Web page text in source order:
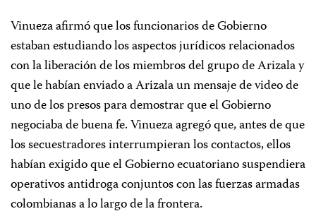
Vinueza afirmó que los funcionarios de Gobierno
estaban estudiando los aspectos jurídicos relacionados
con la liberación de los miembros del grupo de Arizala y
que le habían enviado a Arizala un mensaje de video de
uno de los presos para demostrar que el Gobierno
negociaba de buena fe. Vinueza agregó que, antes de que
los secuestradores interrumpieran los contactos, ellos
habían exigido que el Gobierno ecuatoriano suspendiera
operativos antidroga conjuntos con las fuerzas armadas
colombianas a lo largo de la frontera.